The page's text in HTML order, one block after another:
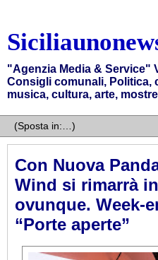
"Agenzia Media & Service"
Consigli comunali, Politica,
musica, cultura, arte,
Con Nuova
Wind si rimarrà
ovunque. Week-
“Porte aperte”